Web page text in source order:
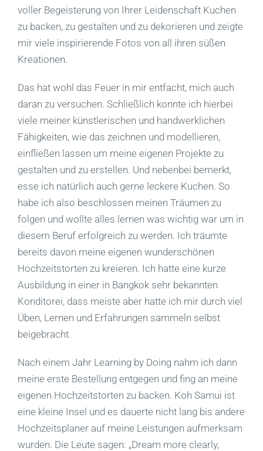
voller Begeisterung von Ihrer Leidenschaft Kuchen
zu backen, zu gestalten und zu dekorieren und zeigte
mir viele inspirierende Fotos von all ihren süßen
Kreationen.
Das hat wohl das Feuer in mir entfacht, mich auch
daran zu versuchen. Schließlich konnte ich hierbei
viele meiner künstlerischen und handwerklichen
Fähigkeiten, wie das zeichnen und modellieren,
einfließen lassen um meine eigenen Projekte zu
gestalten und zu erstellen. Und nebenbei bemerkt,
esse ich natürlich auch gerne leckere Kuchen. So
habe ich also beschlossen meinen Träumen zu
folgen und wollte alles lernen was wichtig war um in
diesem Beruf erfolgreich zu werden. Ich träumte
bereits davon meine eigenen wunderschönen
Hochzeitstorten zu kreieren. Ich hatte eine kurze
Ausbildung in einer in Bangkok sehr bekannten
Konditorei, dass meiste aber hatte ich mir durch viel
Üben, Lernen und Erfahrungen sammeln selbst
beigebracht.
Nach einem Jahr Learning by Doing nahm ich dann
meine erste Bestellung entgegen und fing an meine
eigenen Hochzeitstorten zu backen. Koh Samui ist
eine kleine Insel und es dauerte nicht lang bis andere
Hochzeitsplaner auf meine Leistungen aufmerksam
wurden. Die Leute sagen: „Dream more clearly,